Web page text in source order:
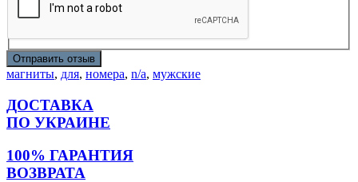
Отправить отзыв
магниты, для, номера, n/a, мужские
ДОСТАВКА
ПО УКРАИНЕ
100% ГАРАНТИЯ
ВОЗВРАТА